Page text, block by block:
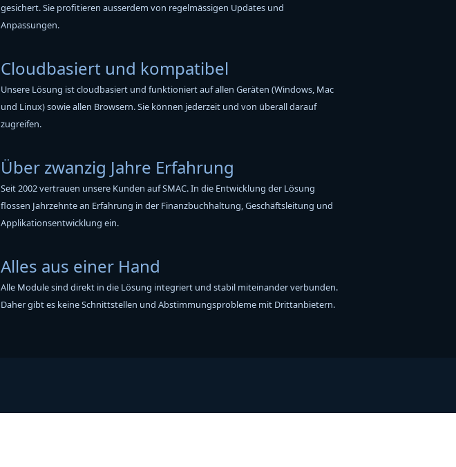
gesichert. Sie profitieren ausserdem von regelmässigen Updates und
Anpassungen.
Cloudbasiert und kompatibel
Unsere Lösung ist cloudbasiert und funktioniert auf allen Geräten (Windows, Mac
und Linux) sowie allen Browsern. Sie können jederzeit und von überall darauf
zugreifen.
Über zwanzig Jahre Erfahrung
Seit 2002 vertrauen unsere Kunden auf SMAC. In die Entwicklung der Lösung
flossen Jahrzehnte an Erfahrung in der Finanzbuchhaltung, Geschäftsleitung und
Applikationsentwicklung ein.
Alles aus einer Hand
Alle Module sind direkt in die Lösung integriert und stabil miteinander verbunden.
Daher gibt es keine Schnittstellen und Abstimmungsprobleme mit Drittanbietern.